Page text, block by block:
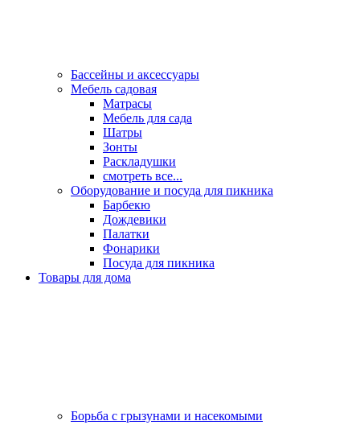
Бассейны и аксессуары
Мебель садовая
Матрасы
Мебель для сада
Шатры
Зонты
Раскладушки
смотреть все...
Оборудование и посуда для пикника
Барбекю
Дождевики
Палатки
Фонарики
Посуда для пикника
Товары для дома
Борьба с грызунами и насекомыми